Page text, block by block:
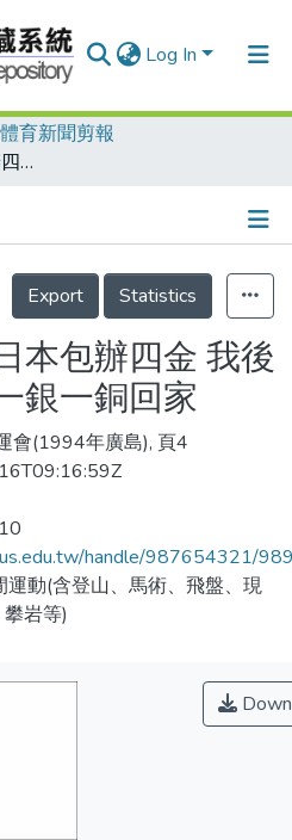
Log In
體育新聞剪報
廣島亞運馬術 日本包辦四金 我後勁不足 總計拿一銀一銅回家
Details
Export
Statistics
本包辦四金 我後
銀一銅回家
會(1994年廣島), 頁4
handle/987654321/
運動(含登山、馬術、飛盤、現
岩等)